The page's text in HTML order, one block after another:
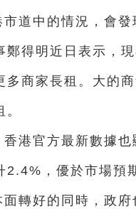
市道中的情況，會
鄭得明近日表示，
多商家長租。大的
香港官方最新數據
2.4%，優於市場預
面轉好的同時，政